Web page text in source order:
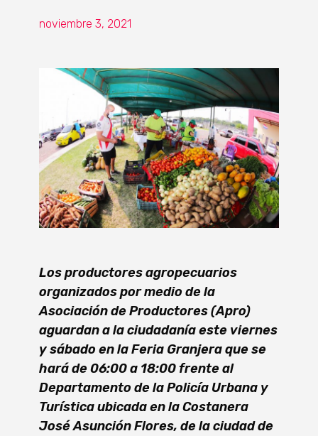
noviembre 3, 2021
Los productores agropecuarios
organizados por medio de la
Asociación de Productores (Apro)
aguardan a la ciudadanía este viernes
y sábado en la Feria Granjera que se
hará de 06:00 a 18:00 frente al
Departamento de la Policía Urbana y
Turística ubicada en la Costanera
José Asunción Flores, de la ciudad de